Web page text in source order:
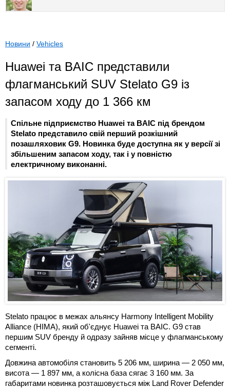
Новини / Vehicles
Huawei та BAIC представили
флагманський SUV Stelato G9 із
запасом ходу до 1 366 км
Спільне підприємство Huawei та BAIC під брендом
Stelato представило свій перший розкішний
позашляховик G9. Новинка буде доступна як у версії зі
збільшеним запасом ходу, так і у повністю
електричному виконанні.
Stelato працює в межах альянсу Harmony Intelligent Mobility
Alliance (HIMA), який об'єднує Huawei та BAIC. G9 став
першим SUV бренду й одразу зайняв місце у флагманському
сегменті.
Довжина автомобіля становить 5 206 мм, ширина — 2 050 мм,
висота — 1 897 мм, а колісна база сягає 3 160 мм. За
габаритами новинка розташовується між Land Rover Defender